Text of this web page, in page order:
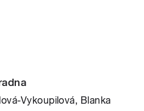
Vykoupilová, Blanka